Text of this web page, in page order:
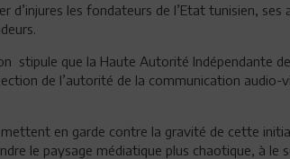
d’injures les fondateurs de l’Etat tunisien, ses
stipule que la Haute Autorité Indépendante
de l’autorité de la communication
en garde contre la gravité de cette
le paysage médiatique plus chaotique, à